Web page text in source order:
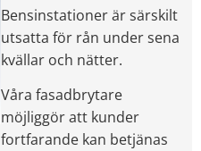
Bensinstationer är särskilt
utsatta för rån under sena
kvällar och nätter.
Våra fasadbrytare
möjliggör att kunder
fortfarande kan betjänas